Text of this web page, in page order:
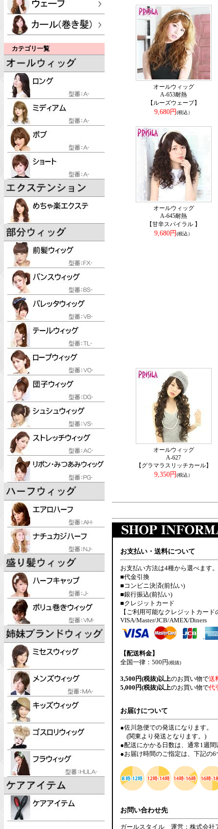
カテゴリ一覧
オールウィッグ
A-653耐熱
【ルーズウェーブ】
9,680円(税込）
オールウィッグ
A-645耐熱
【甘辛スパイラル 】
9,680円(税込）
オールウィッグ
A-627
【グラマラスリッチカール】
9,350円(税込）
お支払い・送料について
お支払い方法は4種から選べます。
■代金引換
■コンビニ決済(前払い)
■銀行振込(前払い)
■クレジットカード
【ご利用可能なクレジットカード
VISA/Master/JCB/AMEX/Diners
【配送料金】
全国一律：500円(税抜)
3,500円(税抜)以上のお買い物で送
5,000円(税抜)以上のお買い物で代
お届けについて
●佐川急便での発送になります。
(関東より発送となります。)
●配送にかかる日数は、通常1週
●お届け時間のご指定は、下記の
お問い合わせ先
ガールスタイル 運営：株式会社